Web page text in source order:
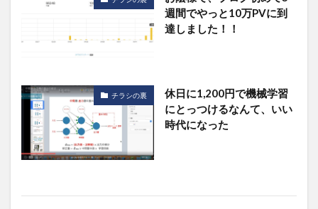
週間でやっと10万PVに到
達しました！！
チラシの裏
休日に1,200円で機械学習
にとっつけるなんて、いい
時代になった